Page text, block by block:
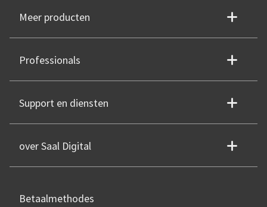
Meer producten
Professionals
Support en diensten
over Saal Digital
Betaalmethodes